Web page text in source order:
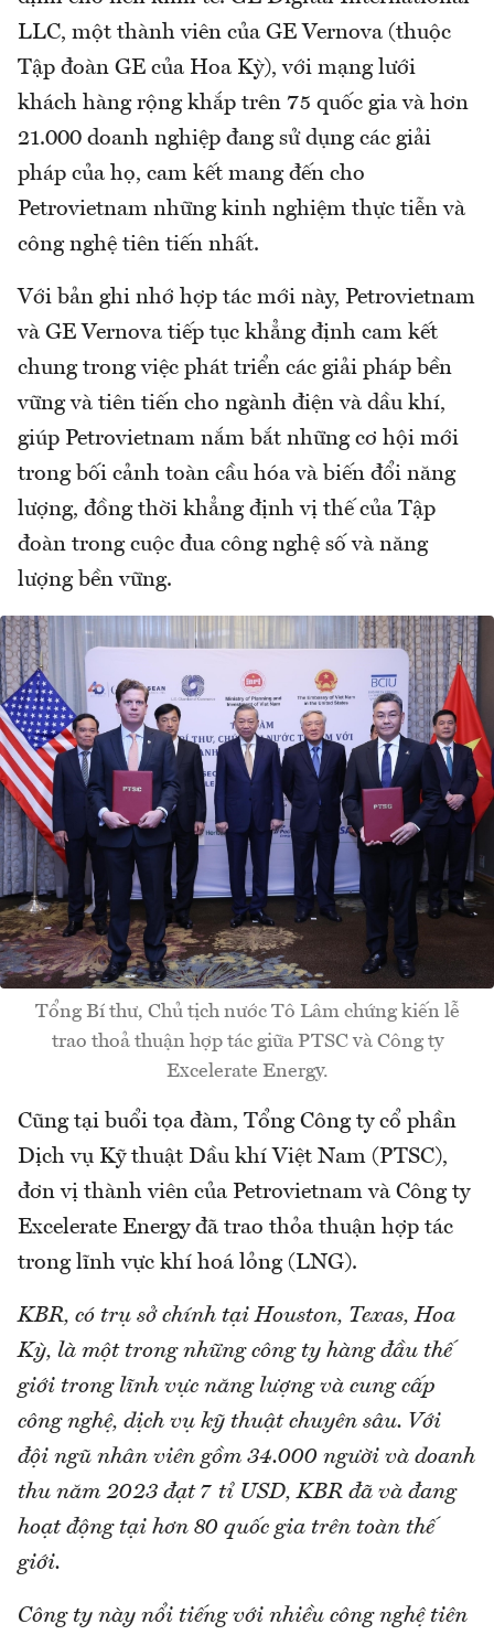
LLC, một thành viên của GE Vernova (thuộc
Tập đoàn GE của Hoa Kỳ), với mạng lưới
khách hàng rộng khắp trên 75 quốc gia và hơn
21.000 doanh nghiệp đang sử dụng các giải
pháp của họ, cam kết mang đến cho
Petrovietnam những kinh nghiệm thực tiễn và
công nghệ tiên tiến nhất.
Với bản ghi nhớ hợp tác mới này, Petrovietnam
và GE Vernova tiếp tục khẳng định cam kết
chung trong việc phát triển các giải pháp bền
vững và tiên tiến cho ngành điện và dầu khí,
giúp Petrovietnam nắm bắt những cơ hội mới
trong bối cảnh toàn cầu hóa và biến đổi năng
lượng, đồng thời khẳng định vị thế của Tập
đoàn trong cuộc đua công nghệ số và năng
lượng bền vững.
Tổng Bí thư, Chủ tịch nước Tô Lâm chứng kiến lễ
trao thoả thuận hợp tác giữa PTSC và Công ty
Excelerate Energy.
Cũng tại buổi tọa đàm, Tổng Công ty cổ phần
Dịch vụ Kỹ thuật Dầu khí Việt Nam (PTSC),
đơn vị thành viên của Petrovietnam và Công ty
Excelerate Energy đã trao thỏa thuận hợp tác
trong lĩnh vực khí hoá lỏng (LNG).
KBR, có trụ sở chính tại Houston, Texas, Hoa
Kỳ, là một trong những công ty hàng đầu thế
giới trong lĩnh vực năng lượng và cung cấp
công nghệ, dịch vụ kỹ thuật chuyên sâu. Với
đội ngũ nhân viên gồm 34.000 người và doanh
thu năm 2023 đạt 7 tỉ USD, KBR đã và đang
hoạt động tại hơn 80 quốc gia trên toàn thế
giới.
Công ty này nổi tiếng với nhiều công nghệ tiên